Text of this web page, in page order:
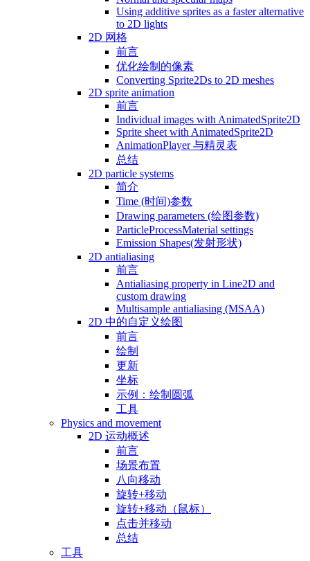
Using additive sprites as a faster alternative
to 2D lights
2D 网格
前言
优化绘制的像素
Converting Sprite2Ds to 2D meshes
2D sprite animation
前言
Individual images with AnimatedSprite2D
Sprite sheet with AnimatedSprite2D
AnimationPlayer 与精灵表
总结
2D particle systems
简介
Time (时间)参数
Drawing parameters (绘图参数)
ParticleProcessMaterial settings
Emission Shapes(发射形状)
2D antialiasing
前言
Antialiasing property in Line2D and
custom drawing
Multisample antialiasing (MSAA)
2D 中的自定义绘图
前言
绘制
更新
坐标
示例：绘制圆弧
工具
Physics and movement
2D 运动概述
前言
场景布置
八向移动
旋转+移动
旋转+移动（鼠标）
点击并移动
总结
工具